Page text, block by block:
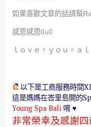
如果喜歡文章的話請幫
感恩感恩0u0
ｌｏｖｅ。ｙｏｕ。ａｌ
以下是工商服務時間
這是媽媽在峇里島開的
Young Spa Bali唷 ♥
非常榮幸及感謝